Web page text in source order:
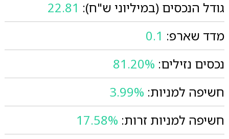
גודל הנכסים (במיליוני ש"ח): 22.81
מדד שארפ: 0.1
נכסים נזילים: 81.20%
חשיפה למניות: 3.99%
חשיפה למניות זרות: 17.58%